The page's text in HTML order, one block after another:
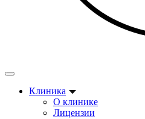
Клиника
О клинике
Лицензии